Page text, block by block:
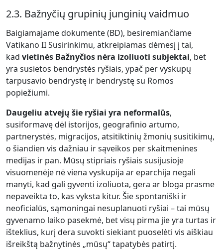
2.3. Bažnyčių grupinių junginių vaidmuo
Baigiamajame dokumente (BD), besiremiančiame
Vatikano II Susirinkimu, atkreipiamas dėmesį į tai,
kad vietinės Bažnyčios nėra izoliuoti subjektai, bet
yra susietos bendrystės ryšiais, ypač per vyskupų
tarpusavio bendrystę ir bendrystę su Romos
popiežiumi.
Daugeliu atvejų šie ryšiai yra neformalūs,
susiformavę dėl istorijos, geografinio artumo,
partnerystės, migracijos, atsitiktinių žmonių susitikimų,
o šiandien vis dažniau ir sąveikos per skaitmenines
medijas ir pan. Mūsų stipriais ryšiais susijusioje
visuomenėje nė viena vyskupija ar eparchija negali
manyti, kad gali gyventi izoliuota, gera ar bloga prasme
nepaveikta to, kas vyksta kitur. Šie spontaniški ir
neoficialūs, sąmoningai nesuplanuoti ryšiai – tai mūsų
gyvenamo laiko pasekmė, bet visų pirma jie yra turtas ir
išteklius, kurį dera suvokti siekiant puoselėti vis aiškiau
išreikštą bažnytinės „mūsų“ tapatybės patirtį.